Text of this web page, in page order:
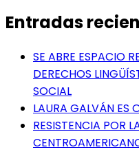
Entradas
SE ABRE ESPACIO
DERECHOS
SOCIAL
LAURA GALVÁN ES
RESISTENCIA POR